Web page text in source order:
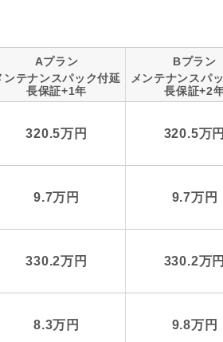
Aプラン
ンテナンスパック付延
長保証+1年
Bプラン
メンテナンスパ
長保証+2
320.5万円 320.5万
9.7万円 9.7万円
330.2万円 330.2万
8.3万円 9.8万円